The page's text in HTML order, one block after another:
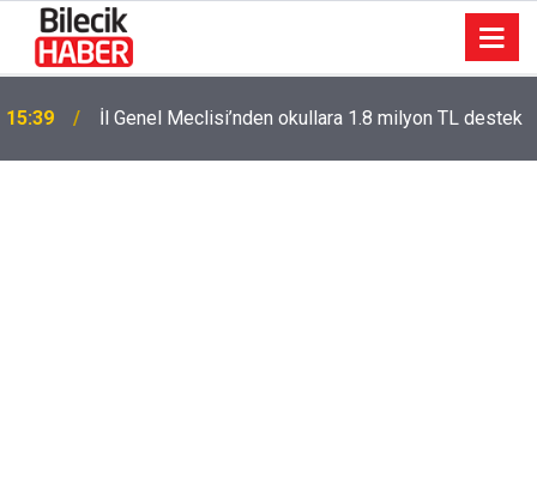
15:39 İl Genel Meclisi’nden okullara 1.8 milyon TL destek